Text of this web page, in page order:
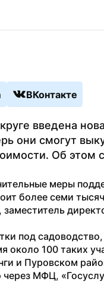
ВКонтакте
введена
они смогут
Об
меры
под
около 100 таких
и Пуровском
МФЦ,